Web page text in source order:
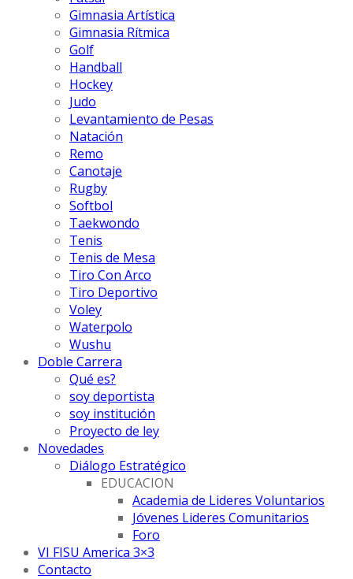
Gimnasia Artística
Gimnasia Rítmica
Golf
Handball
Hockey
Judo
Levantamiento de Pesas
Natación
Remo
Canotaje
Rugby
Softbol
Taekwondo
Tenis
Tenis de Mesa
Tiro Con Arco
Tiro Deportivo
Voley
Waterpolo
Wushu
Doble Carrera
Qué es?
soy deportista
soy institución
Proyecto de ley
Novedades
Diálogo Estratégico
EDUCACION
Academia de Lideres Voluntarios
Jóvenes Lideres Comunitarios
Foro
VI FISU America 3×3
Contacto